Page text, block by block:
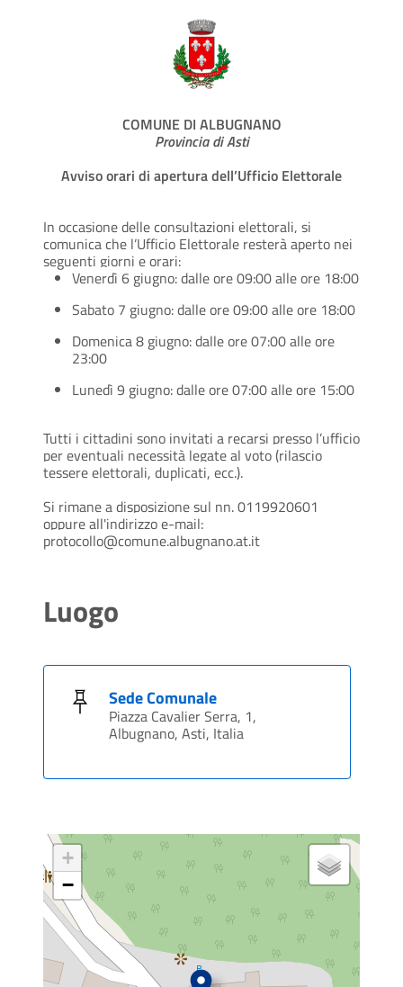
COMUNE DI ALBUGNANO
Provincia di Asti
Avviso orari di apertura dell’Ufficio Elettorale
In occasione delle consultazioni elettorali, si
comunica che l’Ufficio Elettorale resterà aperto nei
seguenti giorni e orari:
Venerdì 6 giugno: dalle ore 09:00 alle ore 18:00
Sabato 7 giugno: dalle ore 09:00 alle ore 18:00
Domenica 8 giugno: dalle ore 07:00 alle ore
23:00
Lunedì 9 giugno: dalle ore 07:00 alle ore 15:00
Tutti i cittadini sono invitati a recarsi presso l’ufficio
per eventuali necessità legate al voto (rilascio
tessere elettorali, duplicati, ecc.).
Si rimane a disposizione sul nn. 0119920601
oppure all'indirizzo e-mail:
protocollo@comune.albugnano.at.it
Luogo
Sede Comunale
Piazza Cavalier Serra, 1,
Albugnano, Asti, Italia
+
−